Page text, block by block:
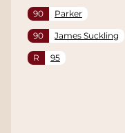
90 Parker
90 James Suckling
R 95